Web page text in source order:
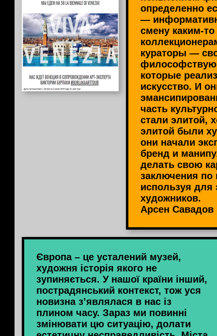
определенно
—
смену каким-
кураторы —
которые
искусство. И
часть
стали элитой,
элитой были
они начали
бренд и
делать свою
заключения по
используя для
художников.
Арсен Савадов
Європа – це усталений музей,
художня історія якого не
зупиняється. У нашої країни інший,
пострадянський контекст, тож уся
новизна з’являлася в нас із
плином часу. Зараз ми повинні
змінювати цю ситуацію, долати